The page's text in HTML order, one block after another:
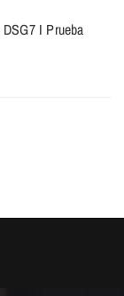
I Prueba